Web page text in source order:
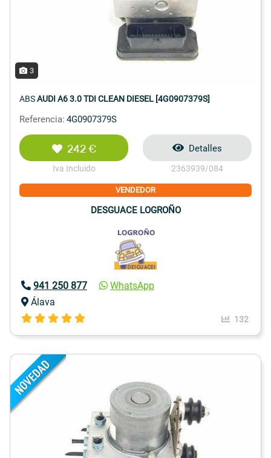
3
ABSAUDI A6 3.0 TDI CLEAN DIESEL [4G0907379S]
Referencia: 4G0907379S
242 €
Iva Incluido
Detalles
2363939/084
VENDEDOR
DESGUACE LOGROÑO
941 250 877
WhatsApp
Álava
132